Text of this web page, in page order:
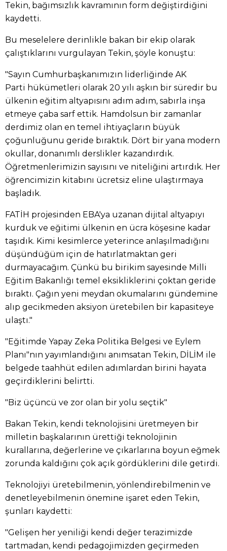
Tekin, bağımsızlık kavramının form değiştirdiğini
kaydetti.
Bu meselelere derinlikle bakan bir ekip olarak
çalıştıklarını vurgulayan Tekin, şöyle konuştu:
"Sayın Cumhurbaşkanımızın liderliğinde AK
Parti hükümetleri olarak 20 yılı aşkın bir süredir bu
ülkenin eğitim altyapısını adım adım, sabırla inşa
etmeye çaba sarf ettik. Hamdolsun bir zamanlar
derdimiz olan en temel ihtiyaçların büyük
çoğunluğunu geride bıraktık. Dört bir yana modern
okullar, donanımlı derslikler kazandırdık.
Öğretmenlerimizin sayısını ve niteliğini artırdık. Her
öğrencimizin kitabını ücretsiz eline ulaştırmaya
başladık.
FATİH projesinden EBA'ya uzanan dijital altyapıyı
kurduk ve eğitimi ülkenin en ücra köşesine kadar
taşıdık. Kimi kesimlerce yeterince anlaşılmadığını
düşündüğüm için de hatırlatmaktan geri
durmayacağım. Çünkü bu birikim sayesinde Milli
Eğitim Bakanlığı temel eksikliklerini çoktan geride
bıraktı. Çağın yeni meydan okumalarını gündemine
alıp gecikmeden aksiyon üretebilen bir kapasiteye
ulaştı."
"Eğitimde Yapay Zeka Politika Belgesi ve Eylem
Planı"nın yayımlandığını anımsatan Tekin, DİLİM ile
belgede taahhüt edilen adımlardan birini hayata
geçirdiklerini belirtti.
"Biz üçüncü ve zor olan bir yolu seçtik"
Bakan Tekin, kendi teknolojisini üretmeyen bir
milletin başkalarının ürettiği teknolojinin
kurallarına, değerlerine ve çıkarlarına boyun eğmek
zorunda kaldığını çok açık gördüklerini dile getirdi.
Teknolojiyi üretebilmenin, yönlendirebilmenin ve
denetleyebilmenin önemine işaret eden Tekin,
şunları kaydetti:
"Gelişen her yeniliği kendi değer terazimizde
tartmadan, kendi pedagojimizden geçirmeden